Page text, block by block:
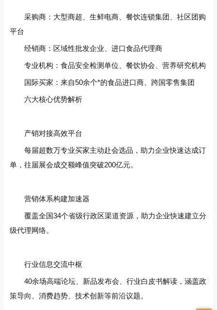
采购商‌：大型商超、生鲜电商、餐饮连锁集团、社区团购
平台
经销商‌：区域性批发企业、进口食品代理商
专业机构‌：食品安全检测单位、餐饮协会、营养研究机构
国际买家‌：来自50余个*的食品进口商、跨国零售集团
六大核心优势解析
产销对接高效平台‌
每届超数万专业买家主动赴会选品，助力企业快速达成订
单，往届展会成交额峰值突破200亿元。
营销体系构建加速器‌
覆盖全国34个省级行政区渠道资源，助力企业快速建立分
级代理网络。
行业信息交流中枢‌
40余场高端论坛、新品发布会、行业白皮书解读，涵盖政
策导向、消费趋势、技术创新等前沿议题。